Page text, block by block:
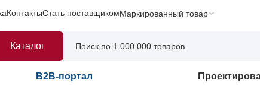
КонтактыСтать поставщикомМаркированный товар
Каталог
B2B-портал